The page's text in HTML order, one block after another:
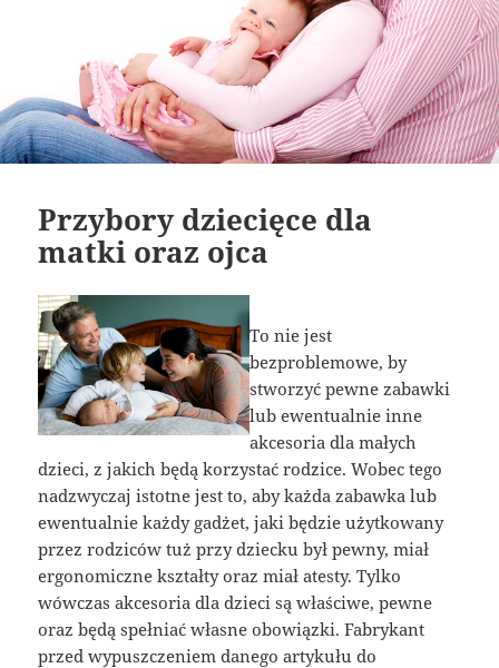
Przybory dziecięce dla
matki oraz ojca
To nie jest
bezproblemowe, by
stworzyć pewne zabawki
lub ewentualnie inne
akcesoria dla małych
dzieci, z jakich będą korzystać rodzice. Wobec tego
nadzwyczaj istotne jest to, aby każda zabawka lub
ewentualnie każdy gadżet, jaki będzie użytkowany
przez rodziców tuż przy dziecku był pewny, miał
ergonomiczne kształty oraz miał atesty. Tylko
wówczas akcesoria dla dzieci są właściwe, pewne
oraz będą spełniać własne obowiązki. Fabrykant
przed wypuszczeniem danego artykułu do